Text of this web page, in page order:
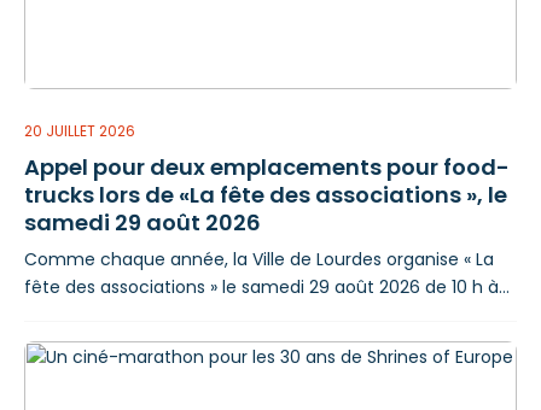
20 JUILLET 2026
Appel pour deux emplacements pour food-
trucks lors de «La fête des associations », le
samedi 29 août 2026
Comme chaque année, la Ville de Lourdes organise « La
fête des associations » le samedi 29 août 2026 de 10 h à
cas de mauvais temps, à l’Espace Robert Hossein. À cette
occasion, la ville de Lourdes met à disposition deux